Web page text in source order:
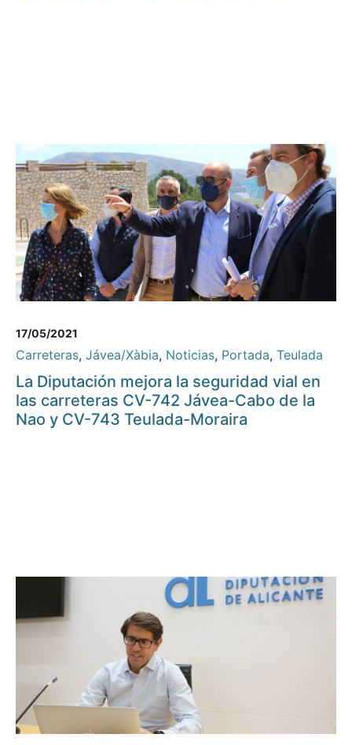
17/05/2021
Carreteras, Jávea/Xàbia, Noticias, Portada, Teulada
La Diputación mejora la seguridad vial en
las carreteras CV-742 Jávea-Cabo de la
Nao y CV-743 Teulada-Moraira